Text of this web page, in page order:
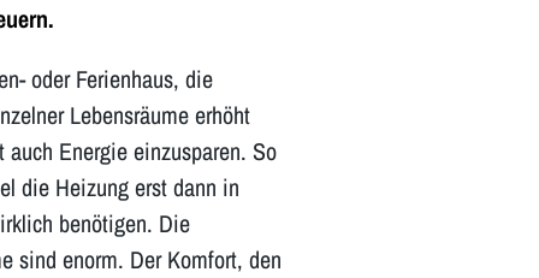
oder Ferienhaus, die
Lebensräume erhöht
Energie einzusparen. So
die Heizung erst dann in
benötigen. Die
sind enorm. Der Komfort, den